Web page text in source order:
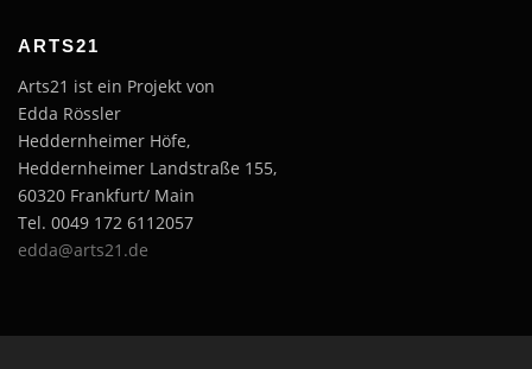
ARTS21
Arts21 ist ein Projekt von
Edda Rössler
Heddernheimer Höfe,
Heddernheimer Landstraße 155,
60320 Frankfurt/ Main
Tel. 0049 172 6112057
edda@arts21.de